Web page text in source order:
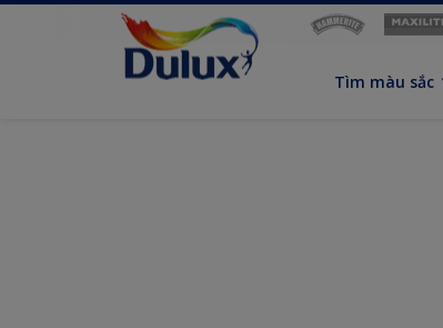
Tìm màu sắc